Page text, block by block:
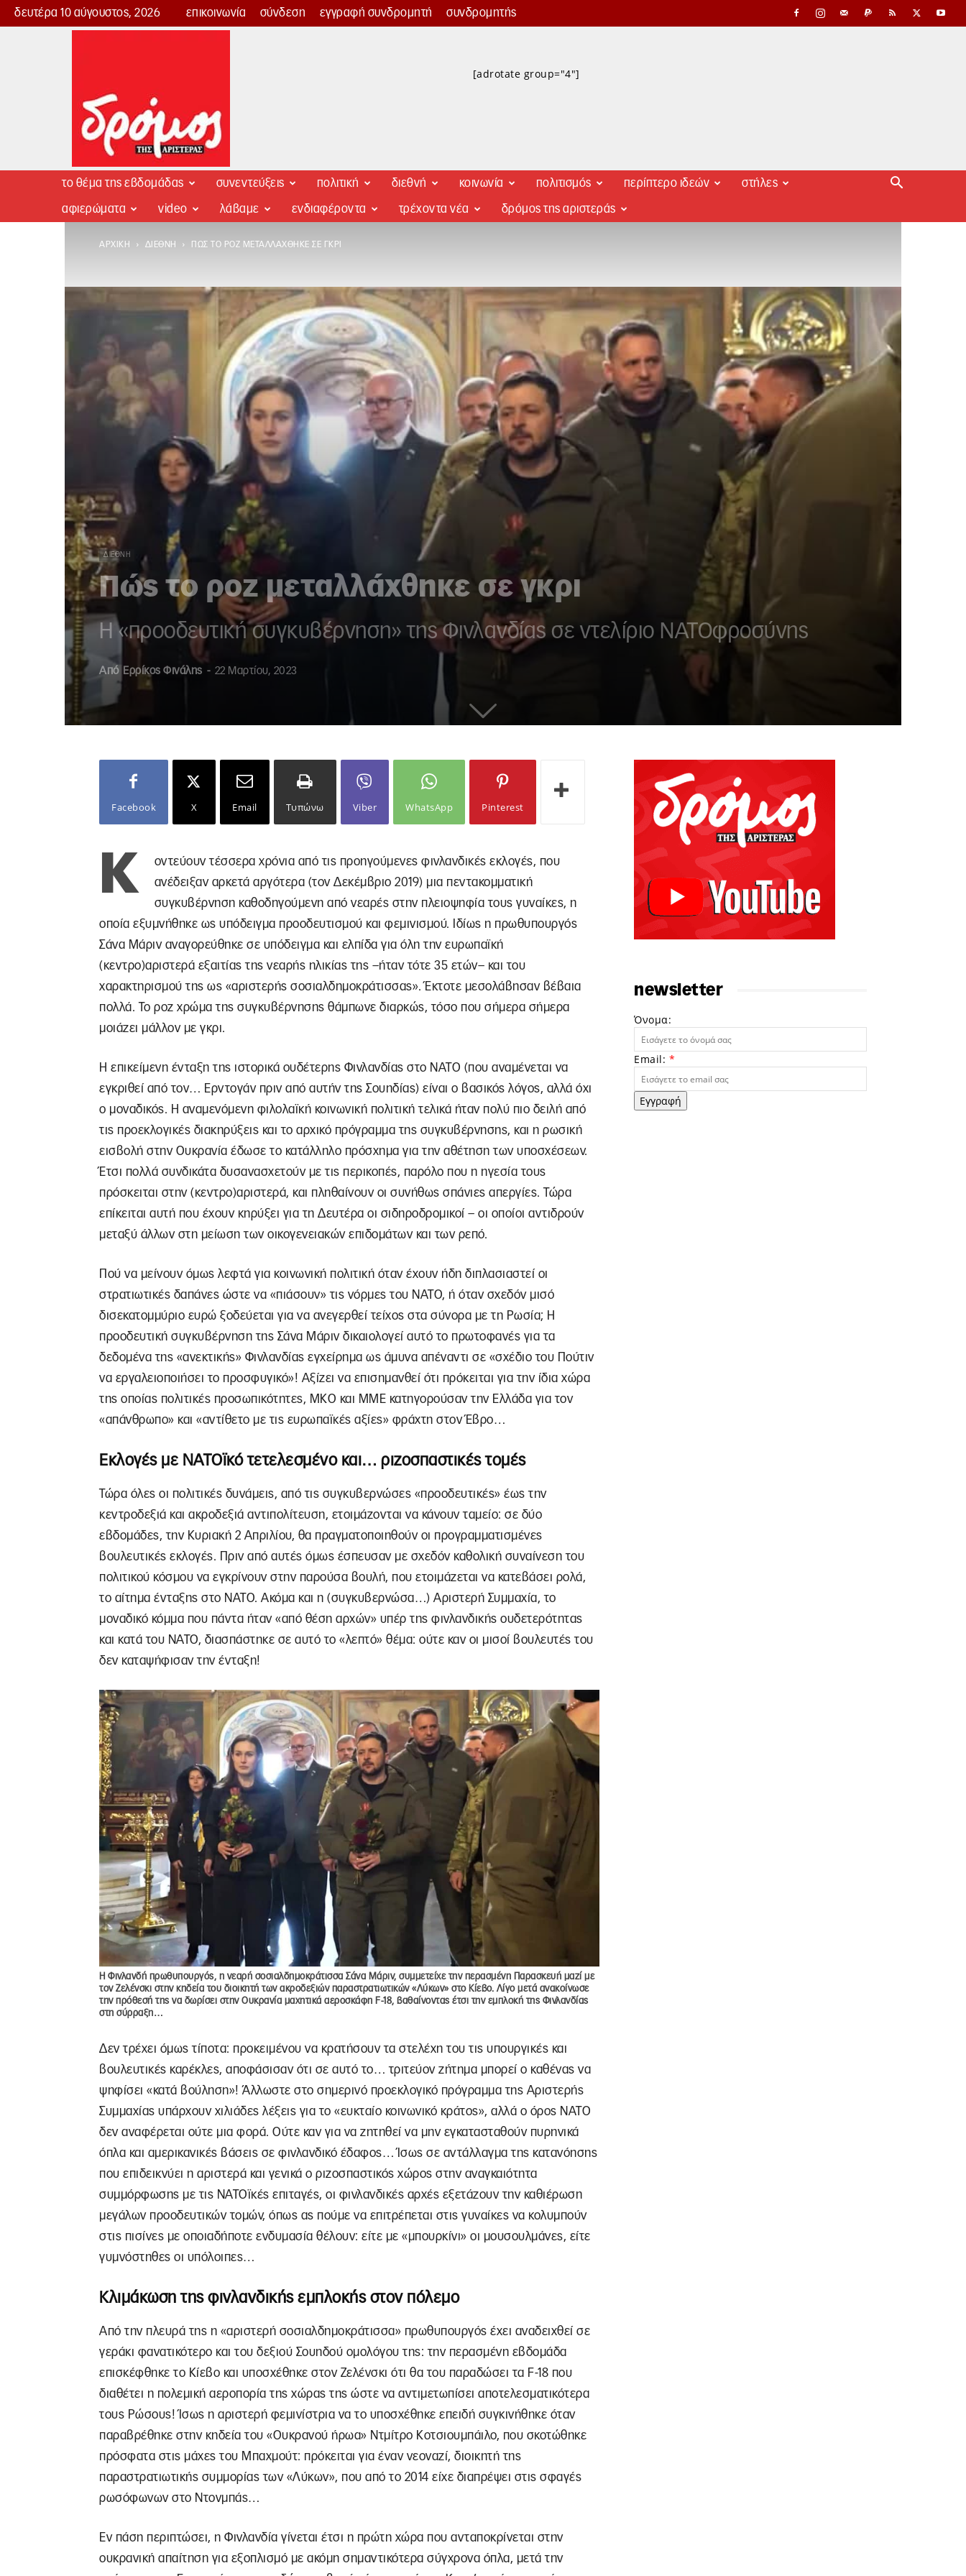
δευτέρα 10 αύγουστος, 2026 επικοινωνία σύνδεση εγγραφή συνδρομητή συνδρομητής
Δρόμος
[adrotate group="4"]
το θέμα της εβδομάδας συνεντεύξεις πολιτική διεθνή κοινωνία πολιτισμός περίπτερο ιδεών στήλες
αφιερώματα video λάβαμε ενδιαφέροντα τρέχοντα νέα δρόμος της αριστεράς
ΑΡΧΙΚΉ ΔΙΕΘΝΉ ΠΏΣ ΤΟ ΡΟΖ ΜΕΤΑΛΛΆΧΘΗΚΕ ΣΕ ΓΚΡΙ
ΔΙΕΘΝΉ
Πώς το ροζ μεταλλάχθηκε σε γκρι
Η «προοδευτική συγκυβέρνηση» της Φινλανδίας σε ντελίριο ΝΑΤΟφροσύνης
Από Ερρίκος Φινάλης - 22 Μαρτίου, 2023
Facebook X Email Τυπώνω Viber WhatsApp Pinterest
Κ
οντεύουν τέσσερα χρόνια από τις προηγούμενες φινλανδικές εκλογές, που
ανέδειξαν αρκετά αργότερα (τον Δεκέμβριο 2019) μια πεντακομματική
συγκυβέρνηση καθοδηγούμενη από νεαρές στην πλειοψηφία τους γυναίκες, η
οποία εξυμνήθηκε ως υπόδειγμα προοδευτισμού και φεμινισμού. Ιδίως η πρωθυπουργός
Σάνα Μάριν αναγορεύθηκε σε υπόδειγμα και ελπίδα για όλη την ευρωπαϊκή
(κεντρο)αριστερά εξαιτίας της νεαρής ηλικίας της –ήταν τότε 35 ετών– και του
χαρακτηρισμού της ως «αριστερής σοσιαλδημοκράτισσας». Έκτοτε μεσολάβησαν βέβαια
πολλά. Το ροζ χρώμα της συγκυβέρνησης θάμπωνε διαρκώς, τόσο που σήμερα σήμερα
μοιάζει μάλλον με γκρι.
Η επικείμενη ένταξη της ιστορικά ουδέτερης Φινλανδίας στο ΝΑΤΟ (που αναμένεται να
εγκριθεί από τον… Ερντογάν πριν από αυτήν της Σουηδίας) είναι ο βασικός λόγος, αλλά όχι
ο μοναδικός. Η αναμενόμενη φιλολαϊκή κοινωνική πολιτική τελικά ήταν πολύ πιο δειλή από
τις προεκλογικές διακηρύξεις και το αρχικό πρόγραμμα της συγκυβέρνησης, και η ρωσική
εισβολή στην Ουκρανία έδωσε το κατάλληλο πρόσχημα για την αθέτηση των υποσχέσεων.
Έτσι πολλά συνδικάτα δυσανασχετούν με τις περικοπές, παρόλο που η ηγεσία τους
πρόσκειται στην (κεντρο)αριστερά, και πληθαίνουν οι συνήθως σπάνιες απεργίες. Τώρα
επίκειται αυτή που έχουν κηρύξει για τη Δευτέρα οι σιδηροδρομικοί – οι οποίοι αντιδρούν
μεταξύ άλλων στη μείωση των οικογενειακών επιδομάτων και των ρεπό.
Πού να μείνουν όμως λεφτά για κοινωνική πολιτική όταν έχουν ήδη διπλασιαστεί οι
στρατιωτικές δαπάνες ώστε να «πιάσουν» τις νόρμες του ΝΑΤΟ, ή όταν σχεδόν μισό
δισεκατομμύριο ευρώ ξοδεύεται για να ανεγερθεί τείχος στα σύνορα με τη Ρωσία; Η
προοδευτική συγκυβέρνηση της Σάνα Μάριν δικαιολογεί αυτό το πρωτοφανές για τα
δεδομένα της «ανεκτικής» Φινλανδίας εγχείρημα ως άμυνα απέναντι σε «σχέδιο του Πούτιν
να εργαλειοποιήσει το προσφυγικό»! Αξίζει να επισημανθεί ότι πρόκειται για την ίδια χώρα
της οποίας πολιτικές προσωπικότητες, ΜΚΟ και ΜΜΕ κατηγορούσαν την Ελλάδα για τον
«απάνθρωπο» και «αντίθετο με τις ευρωπαϊκές αξίες» φράχτη στον Έβρο…
Εκλογές με ΝΑΤΟϊκό τετελεσμένο και… ριζοσπαστικές τομές
Τώρα όλες οι πολιτικές δυνάμεις, από τις συγκυβερνώσες «προοδευτικές» έως την
κεντροδεξιά και ακροδεξιά αντιπολίτευση, ετοιμάζονται να κάνουν ταμείο: σε δύο
εβδομάδες, την Κυριακή 2 Απριλίου, θα πραγματοποιηθούν οι προγραμματισμένες
βουλευτικές εκλογές. Πριν από αυτές όμως έσπευσαν με σχεδόν καθολική συναίνεση του
πολιτικού κόσμου να εγκρίνουν στην παρούσα βουλή, που ετοιμάζεται να κατεβάσει ρολά,
το αίτημα ένταξης στο ΝΑΤΟ. Ακόμα και η (συγκυβερνώσα…) Αριστερή Συμμαχία, το
μοναδικό κόμμα που πάντα ήταν «από θέση αρχών» υπέρ της φινλανδικής ουδετερότητας
και κατά του ΝΑΤΟ, διασπάστηκε σε αυτό το «λεπτό» θέμα: ούτε καν οι μισοί βουλευτές του
δεν καταψήφισαν την ένταξη!
Η Φινλανδή πρωθυπουργός, η νεαρή σοσιαλδημοκράτισσα Σάνα Μάριν, συμμετείχε την περασμένη Παρασκευή μαζί με
τον Ζελένσκι στην κηδεία του διοικητή των ακροδεξιών παραστρατιωτικών «Λύκων» στο Κίεβο. Λίγο μετά ανακοίνωσε
την πρόθεσή της να δωρίσει στην Ουκρανία μαχητικά αεροσκάφη F-18, βαθαίνοντας έτσι την εμπλοκή της Φινλανδίας
στη σύρραξη…
Δεν τρέχει όμως τίποτα: προκειμένου να κρατήσουν τα στελέχη του τις υπουργικές και
βουλευτικές καρέκλες, αποφάσισαν ότι σε αυτό το… τριτεύον ζήτημα μπορεί ο καθένας να
ψηφίσει «κατά βούληση»! Άλλωστε στο σημερινό προεκλογικό πρόγραμμα της Αριστερής
Συμμαχίας υπάρχουν χιλιάδες λέξεις για το «ευκταίο κοινωνικό κράτος», αλλά ο όρος ΝΑΤΟ
δεν αναφέρεται ούτε μια φορά. Ούτε καν για να ζητηθεί να μην εγκατασταθούν πυρηνικά
όπλα και αμερικανικές βάσεις σε φινλανδικό έδαφος… Ίσως σε αντάλλαγμα της κατανόησης
που επιδεικνύει η αριστερά και γενικά ο ριζοσπαστικός χώρος στην αναγκαιότητα
συμμόρφωσης με τις ΝΑΤΟϊκές επιταγές, οι φινλανδικές αρχές εξετάζουν την καθιέρωση
μεγάλων προοδευτικών τομών, όπως ας πούμε να επιτρέπεται στις γυναίκες να κολυμπούν
στις πισίνες με οποιαδήποτε ενδυμασία θέλουν: είτε με «μπουρκίνι» οι μουσουλμάνες, είτε
γυμνόστηθες οι υπόλοιπες…
Κλιμάκωση της φινλανδικής εμπλοκής στον πόλεμο
Από την πλευρά της η «αριστερή σοσιαλδημοκράτισσα» πρωθυπουργός έχει αναδειχθεί σε
γεράκι φανατικότερο και του δεξιού Σουηδού ομολόγου της: την περασμένη εβδομάδα
επισκέφθηκε το Κίεβο και υποσχέθηκε στον Ζελένσκι ότι θα του παραδώσει τα F-18 που
διαθέτει η πολεμική αεροπορία της χώρας της ώστε να αντιμετωπίσει αποτελεσματικότερα
τους Ρώσους! Ίσως η αριστερή φεμινίστρια να το υποσχέθηκε επειδή συγκινήθηκε όταν
παραβρέθηκε στην κηδεία του «Ουκρανού ήρωα» Ντμίτρο Κοτσιουμπάιλο, που σκοτώθηκε
πρόσφατα στις μάχες του Μπαχμούτ: πρόκειται για έναν νεοναζί, διοικητή της
παραστρατιωτικής συμμορίας των «Λύκων», που από το 2014 είχε διαπρέψει στις σφαγές
ρωσόφωνων στο Ντονμπάς…
Εν πάση περιπτώσει, η Φινλανδία γίνεται έτσι η πρώτη χώρα που ανταποκρίνεται στην
ουκρανική απαίτηση για εξοπλισμό με ακόμη σημαντικότερα σύγχρονα όπλα, μετά την
newsletter
Όνομα:
Email: *
Εγγραφή